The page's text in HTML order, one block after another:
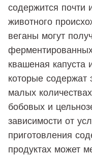
содержится почти
животного
веганы могут
квашеная капуста
которые содержат
малых
бобовых и
зависимости от
приготовления
продуктах может